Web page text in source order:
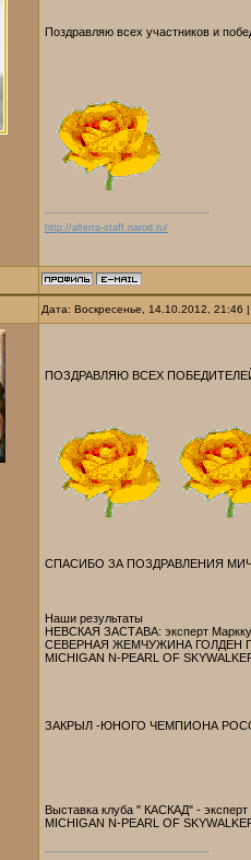
Поздравляю всех участников и
http://alterra-staff.narod.ru/
Дата: Воскресенье, 14.10.2012,
ПОЗДРАВЛЯЮ ВСЕХ
СПАСИБО ЗА ПОЗДРАВЛЕНИЯ
Наши результаты
НЕВСКАЯ ЗАСТАВА: эксперт
СЕВЕРНАЯ ЖЕМЧУЖИНА ГОЛДЕН
MICHIGAN N-PEARL OF
ЗАКРЫЛ -ЮНОГО ЧЕМПИОНА
Выставка клуба " КАСКАД" -
MICHIGAN N-PEARL OF